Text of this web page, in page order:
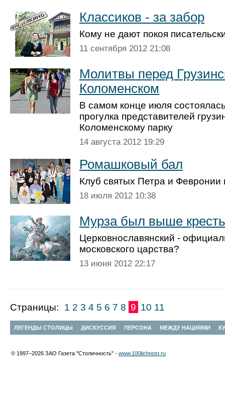
Классиков - за забор
Кому не дают покоя
11 сентября 2012 21:08
Молитвы перед
Коломенском
В самом конце июля
прогулка представителей
Коломенскому парку
14 августа 2012 19:29
Ромашковый бал
Клуб святых Петра и
18 июля 2012 10:38
Мурза был выше
Церковнославянский -
московского царства?
13 июня 2012 22:17
Страницы: 1 2 3 4 5 6 7 8 9 10 11
ЛЕГЕНДЫ СТОЛИЦЫ ДИСКУССИЯ ПЕРСОНА МЕЖДУ НАЦИЯМИ
© 1997–2026 ЗАО Газета "Столичность" - www.100lichnost.ru